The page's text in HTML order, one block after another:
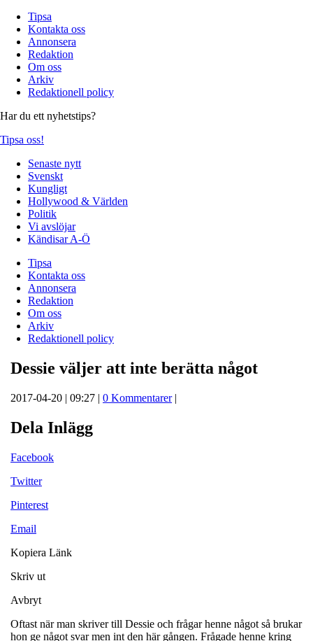
Tipsa
Kontakta oss
Annonsera
Redaktion
Om oss
Arkiv
Redaktionell policy
Har du ett nyhetstips?
Tipsa oss!
Senaste nytt
Svenskt
Kungligt
Hollywood & Världen
Politik
Vi avslöjar
Kändisar A-Ö
Tipsa
Kontakta oss
Annonsera
Redaktion
Om oss
Arkiv
Redaktionell policy
Dessie väljer att inte berätta något
2017-04-20 | 09:27 | 0 Kommentarer|
Dela Inlägg
Facebook
Twitter
Pinterest
Email
Kopiera Länk
Skriv ut
Avbryt
Oftast när man skriver till Dessie och frågar henne något så brukar
hon ge något svar men int den här gången. Frågade henne kring